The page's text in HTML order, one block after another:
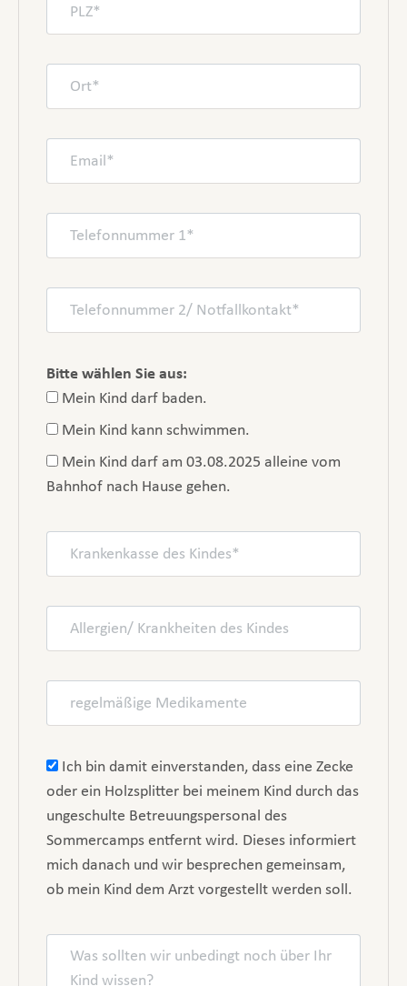
Bitte wählen Sie aus:
Mein Kind darf baden.
Mein Kind kann schwimmen.
Mein Kind darf am 03.08.2025 alleine vom
Bahnhof nach Hause gehen.
Ich bin damit einverstanden, dass eine Zecke
oder ein Holzsplitter bei meinem Kind durch das
ungeschulte Betreuungspersonal des
Sommercamps entfernt wird. Dieses informiert
mich danach und wir besprechen gemeinsam,
ob mein Kind dem Arzt vorgestellt werden soll.